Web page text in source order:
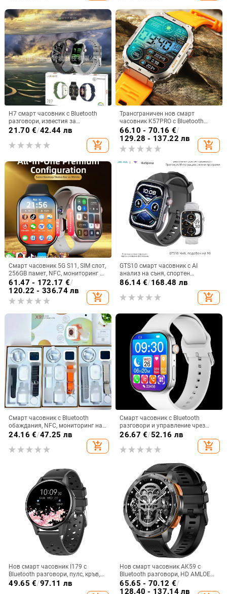
на съня
H7 смарт часовник с Bluetooth
разговори, известия за
съобщения, извит корпус, TFT
сърдечна честота
21.70 €/42.44 лв
add_shopping_cart
Трансграничен нов смарт
часовник K57PRO с Bluetooth
информация за повиквания,
интелигентна гривна, спортен
часовник, поколение
66.10 - 70.16 €/
129.28 - 137.22 лв
add_shopping_cart
Смарт часовник 5G S11, SIM слот,
256GB памет, NFC, мониторинг на
сърдечната честота
61.47 - 172.17 €/
120.22 - 336.74 лв
add_shopping_cart
GTS10 смарт часовник с AI
анализ на съня, спортен
часовник, измерване на сърдечен
AMOLED дисплей
86.14€/168.48 лв
add_shopping_cart
Смарт часовник с Bluetooth
обаждания, NFC, мониторинг на
сърдечната честота,
проследяване на съня и ниво на
кислород в кръвта; комплект със
24.16 €/47.25 лв
add_shopping_cart
Смарт часовник с Bluetooth
разговори и управление чрез
докосване (IPS дисплей,
мониторинг на сърдечната
честота, следене на съня, батерия
26.67 €/52.16 лв
add_shopping_cart
Нов смарт часовник I179 с
Bluetooth разговори, пулс, кръв,
кислород, музика, броене на
крачки, спортен смарт часовник
49.65 €/97.11 лв
Нов смарт часовник AK59 с
Bluetooth разговори, HD AMLOED
екран, пулс, кръвно налягане,
кръвен кислород, спортен смарт
65.65 - 70.12 €/
128.40 - 137.14 лв